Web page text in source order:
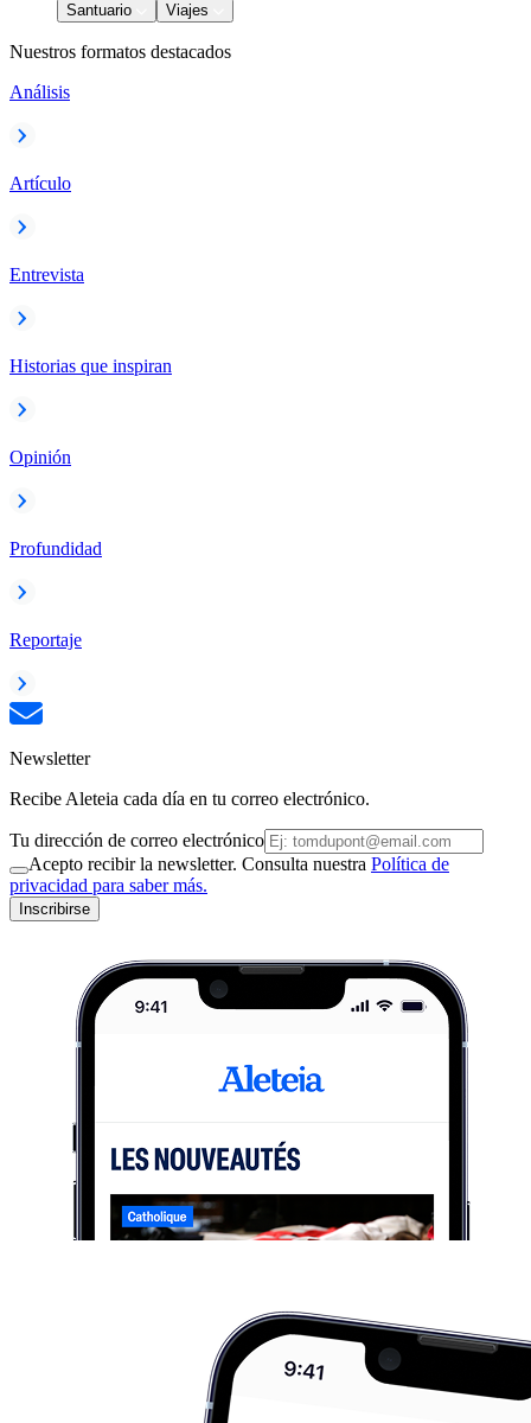
Santuario
Viajes
Nuestros formatos destacados
Análisis
Artículo
Entrevista
Historias que inspiran
Opinión
Profundidad
Reportaje
Newsletter
Recibe Aleteia cada día en tu correo electrónico.
Tu dirección de correo electrónico
Acepto recibir la newsletter. Consulta nuestra Política de
privacidad para saber más.
Inscribirse